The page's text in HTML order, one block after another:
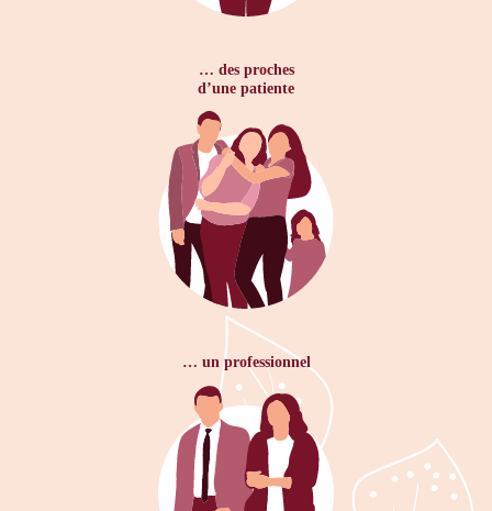
… des proches
d’une patiente
… un professionnel